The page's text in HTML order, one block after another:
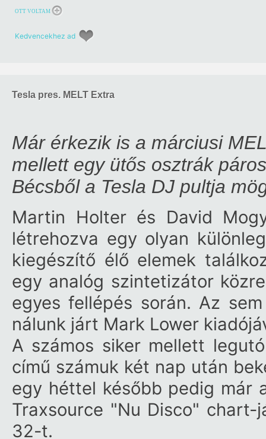
OTT VOLTAM
Kedvencekhez ad
Tesla pres. MELT Extra
Már érkezik is a márciusi
mellett egy ütős osztrák
Bécsből a Tesla DJ pultja
Martin Holter és David
létrehozva egy olyan
kiegészítő élő elemek
egy analóg szintetizátor
egyes fellépés során. Az
nálunk járt Mark Lower
A számos siker mellett
című számuk két nap után
egy héttel később pedig már
Traxsource "Nu Disco"
32-t.